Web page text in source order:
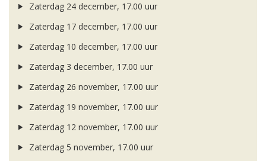
Zaterdag 24 december, 17.00 uur
Zaterdag 17 december, 17.00 uur
Zaterdag 10 december, 17.00 uur
Zaterdag 3 december, 17.00 uur
Zaterdag 26 november, 17.00 uur
Zaterdag 19 november, 17.00 uur
Zaterdag 12 november, 17.00 uur
Zaterdag 5 november, 17.00 uur